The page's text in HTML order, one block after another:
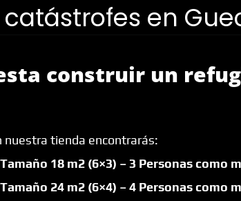
en
construir un
nuestra tienda encontrarás:
Tamaño 18 m2 (6×3) – 3 Personas como
Tamaño 24 m2 (6×4) – 4 Personas como